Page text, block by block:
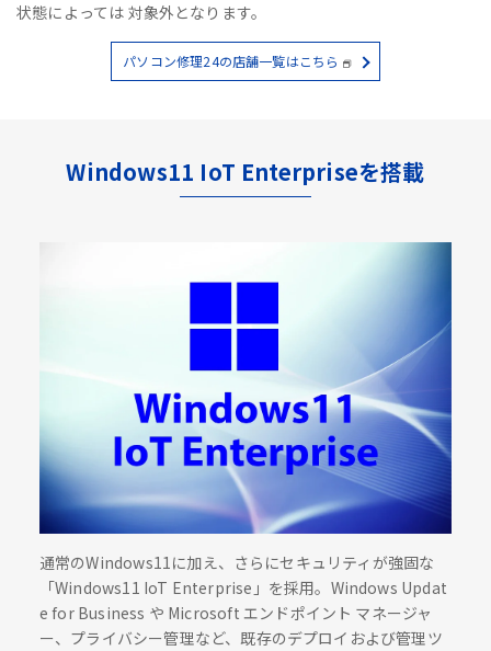
状態によっては 対象外となります。
パソコン修理24の店舗一覧はこちら
Windows11 IoT Enterpriseを搭載
通常のWindows11に加え、さらにセキュリティが強固な
「Windows11 IoT Enterprise」を採用。Windows Updat
e for Business や Microsoft エンドポイント マネージャ
ー、プライバシー管理など、既存のデプロイおよび管理ツ